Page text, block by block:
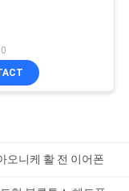
오니케 활 전 이어폰